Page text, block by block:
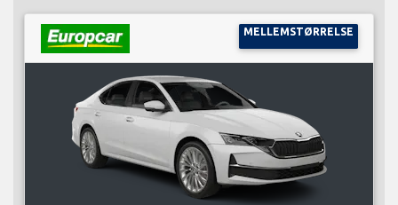
MELLEMSTØRRELSE